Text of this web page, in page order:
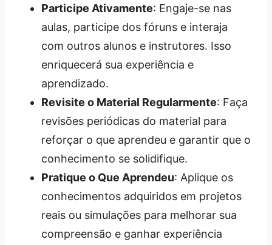
Participe Ativamente: Engaje-se nas
aulas, participe dos fóruns e interaja
com outros alunos e instrutores. Isso
enriquecerá sua experiência e
aprendizado.
Revisite o Material Regularmente: Faça
revisões periódicas do material para
reforçar o que aprendeu e garantir que o
conhecimento se solidifique.
Pratique o Que Aprendeu: Aplique os
conhecimentos adquiridos em projetos
reais ou simulações para melhorar sua
compreensão e ganhar experiência